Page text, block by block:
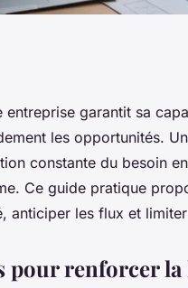
la
entreprise garantit sa
les opportunités.
constante du besoin
Ce guide pratique
anticiper les flux et
pour renforcer